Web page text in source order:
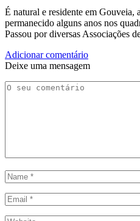
É natural e residente em Gouveia,
permanecido alguns anos nos
Passou por diversas Associações
Adicionar comentário
Deixe uma mensagem